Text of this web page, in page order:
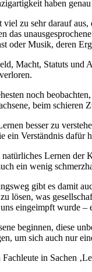
haben
viel zu sehr darauf
das
oder Musik, deren
Macht, Statuts und
noch
beim schieren
besser zu
ein Verständnis dafür
Lernen der
ein wenig
gibt es damit
lösen, was
eingeimpft wurde –
beginnen, diese
um sich auch nur
in Sachen